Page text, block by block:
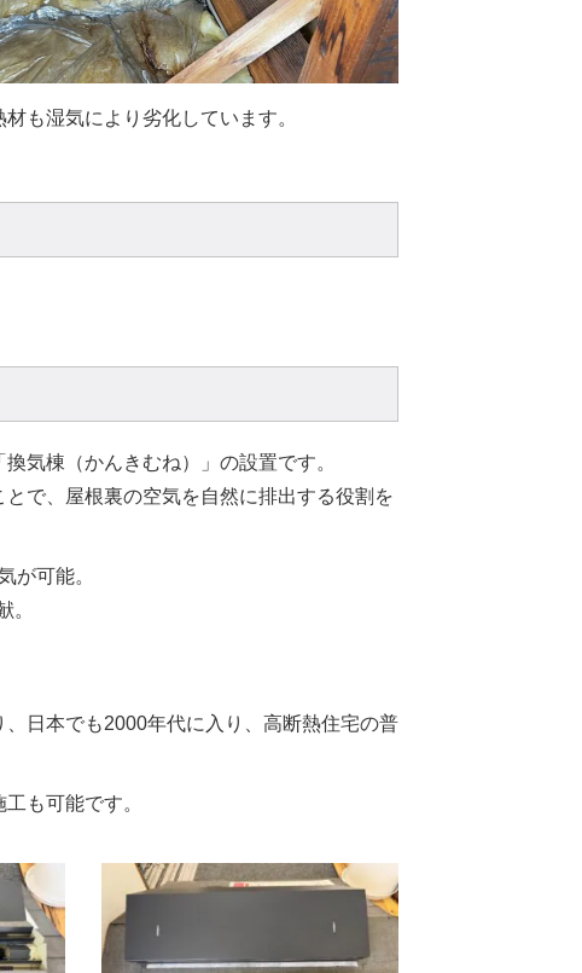
材も湿気により劣化しています。
気棟（かんきむね）」の設置です。
で、屋根裏の空気を自然に排出する役割を
が可能。
。
日本でも2000年代に入り、高断熱住宅の普
も可能です。